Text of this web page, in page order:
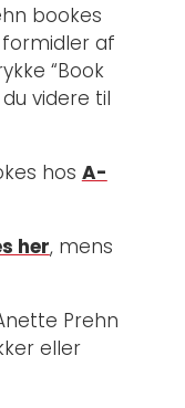
bookes
af
“Book
videre til
hos A-
her, mens
Prehn
eller